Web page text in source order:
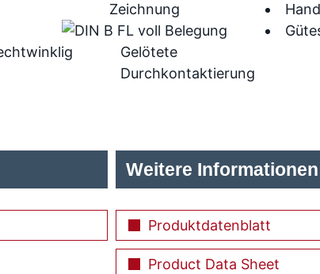
Gelötete
Durchkontaktierung
Weitere Informationen
Produktdatenblatt
Product Data Sheet